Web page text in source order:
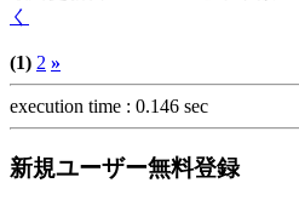
く
(1) 2 »
execution time : 0.146 sec
新規ユーザー無料登録